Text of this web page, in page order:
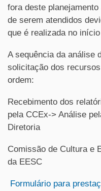
fora deste
de serem atendidos
que é realizada no
A sequência da análise
solicitação dos
ordem:
Recebimento dos
pela CCEx-> Análise
Diretoria
Comissão de Cultura e
da EESC
Formulário para